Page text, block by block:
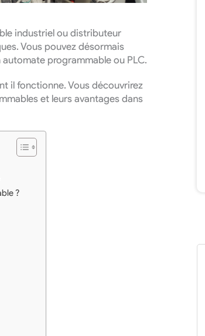
industriel ou distributeur
Vous pouvez désormais
programmable ou PLC.
il fonctionne. Vous découvrirez
et leurs avantages dans
?